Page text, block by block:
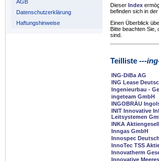
AGB
Datenschutzerklärung
Haftungshinweise
Dieser Index
befinden sich in der
Einen Überblick
Bitte beachten Sie,
sind.
Teilliste ---
ING-DiBa AG
ING Lease
Ingenieurbau -
ingeteam GmbH
INGOBRÄU
INIT Innovative
Leitsystemen
INKA
Inngas GmbH
Innospec
InnoTec TSS
Innovatherm
Innovative